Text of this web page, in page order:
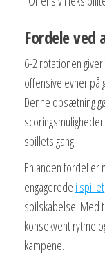
Fordele
6-2 rotationen
offensive evner
Denne opsætning
spillets gang.
En anden fordel er
engagerede i spillet
spilskabelse. Med
konsekvent rytme
kampene.